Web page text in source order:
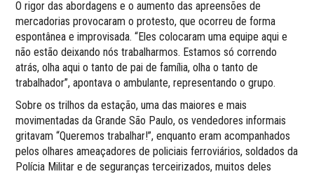
O rigor das abordagens e o aumento das apreensões de
mercadorias provocaram o protesto, que ocorreu de forma
espontânea e improvisada. “Eles colocaram uma equipe aqui e
não estão deixando nós trabalharmos. Estamos só correndo
atrás, olha aqui o tanto de pai de família, olha o tanto de
trabalhador”, apontava o ambulante, representando o grupo.
Sobre os trilhos da estação, uma das maiores e mais
movimentadas da Grande São Paulo, os vendedores informais
gritavam “Queremos trabalhar!”, enquanto eram acompanhados
pelos olhares ameaçadores de policiais ferroviários, soldados da
Polícia Militar e de seguranças terceirizados, muitos deles